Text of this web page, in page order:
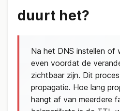
duurt het?
Na het DNS instellen of
even voordat de
zichtbaar zijn. Dit
propagatie. Hoe lang
hangt af van meerdere